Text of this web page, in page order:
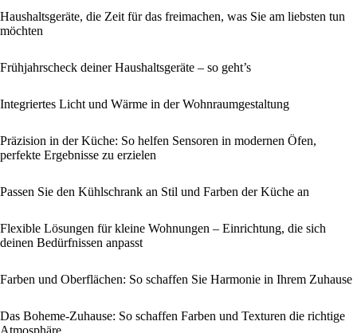
Haushaltsgeräte, die Zeit für das freimachen, was Sie am liebsten tun
möchten
Frühjahrscheck deiner Haushaltsgeräte – so geht’s
Integriertes Licht und Wärme in der Wohnraumgestaltung
Präzision in der Küche: So helfen Sensoren in modernen Öfen,
perfekte Ergebnisse zu erzielen
Passen Sie den Kühlschrank an Stil und Farben der Küche an
Flexible Lösungen für kleine Wohnungen – Einrichtung, die sich
deinen Bedürfnissen anpasst
Farben und Oberflächen: So schaffen Sie Harmonie in Ihrem Zuhause
Das Boheme-Zuhause: So schaffen Farben und Texturen die richtige
Atmosphäre